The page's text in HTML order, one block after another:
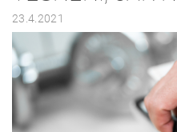
23.4.2021